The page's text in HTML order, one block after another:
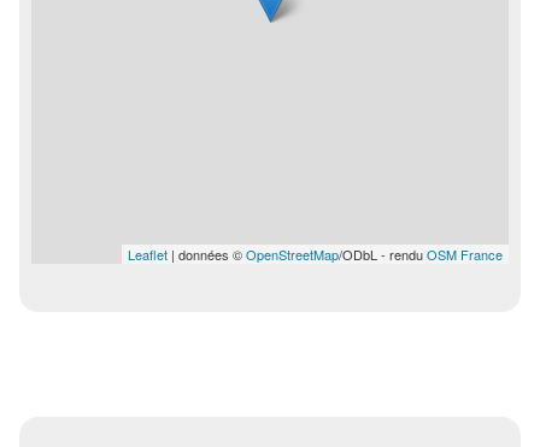
Leaflet | données ©OpenStreetMap/ODbL - renduOSM France